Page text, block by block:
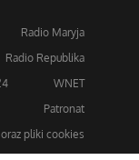
Radio Maryja
Radio Republika
WNET
Patronat
pliki cookies